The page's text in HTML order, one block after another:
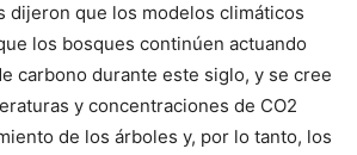
dijeron que los modelos climáticos
los bosques continúen actuando
carbono durante este siglo, y se cree
y concentraciones de CO2
de los árboles y, por lo tanto, los